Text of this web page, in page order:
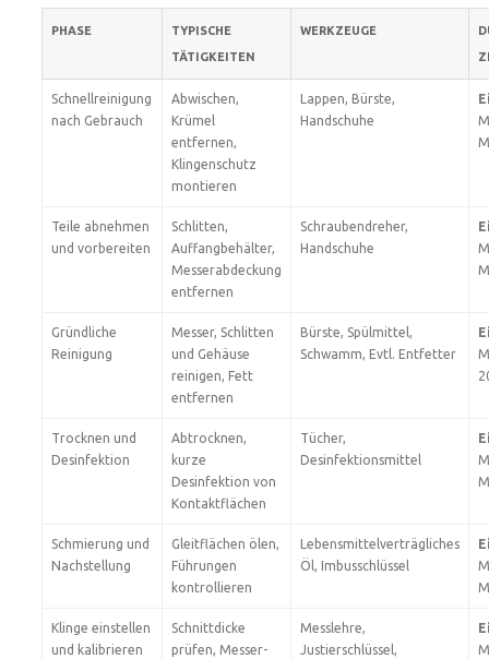
PHASE
TYPISCHE
TÄTIGKEITEN
WERKZEUGE
Schnellreinigung
nach Gebrauch
Abwischen,
Krümel
entfernen,
Klingenschutz
montieren
Lappen, Bürste,
Handschuhe
Teile abnehmen
und vorbereiten
Schlitten,
Auffangbehälter,
Messerabdeckung
entfernen
Schraubendreher,
Handschuhe
Gründliche
Reinigung
Messer, Schlitten
und Gehäuse
reinigen, Fett
entfernen
Bürste, Spülmittel,
Schwamm, Evtl. Entfetter
Trocknen und
Desinfektion
Abtrocknen,
kurze
Desinfektion von
Kontaktflächen
Tücher,
Desinfektionsmittel
Schmierung und
Nachstellung
Gleitflächen ölen,
Führungen
kontrollieren
Lebensmittelverträgliches
Öl, Imbusschlüssel
Klinge einstellen
und kalibrieren
Schnittdicke
prüfen, Messer-
Messlehre,
Justierschlüssel,